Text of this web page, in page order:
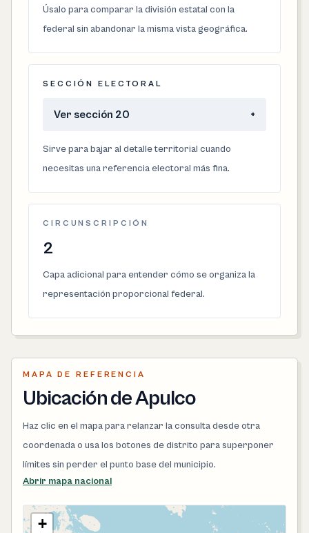
Úsalo para comparar la división estatal con la
federal sin abandonar la misma vista geográfica.
SECCIÓN ELECTORAL
Ver sección 20 +
Sirve para bajar al detalle territorial cuando
necesitas una referencia electoral más fina.
CIRCUNSCRIPCIÓN
2
Capa adicional para entender cómo se organiza la
representación proporcional federal.
MAPA DE REFERENCIA
Ubicación de Apulco
Haz clic en el mapa para relanzar la consulta desde otra
coordenada o usa los botones de distrito para superponer
límites sin perder el punto base del municipio.
Abrir mapa nacional
+